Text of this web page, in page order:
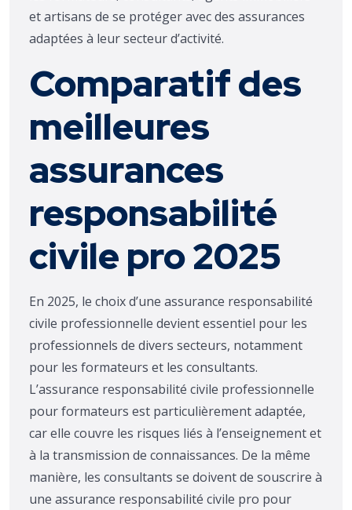
et artisans de se protéger avec des assurances
adaptées à leur secteur d’activité.
Comparatif des
meilleures
assurances
responsabilité
civile pro 2025
En 2025, le choix d’une assurance responsabilité
civile professionnelle devient essentiel pour les
professionnels de divers secteurs, notamment
pour les formateurs et les consultants.
L’assurance responsabilité civile professionnelle
pour formateurs est particulièrement adaptée,
car elle couvre les risques liés à l’enseignement et
à la transmission de connaissances. De la même
manière, les consultants se doivent de souscrire à
une assurance responsabilité civile pro pour